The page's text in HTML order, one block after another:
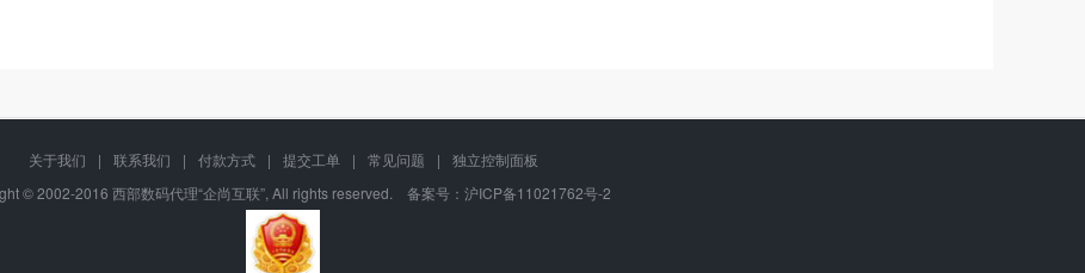
domnet
入成功后自动修改为西部数码代理“企尚互联”的DNS进行域名解析(推荐！)”， 则推荐您提交完域名转入后，立即到西部数码代理“企尚互联”管理中心
关于我们 | 联系我们 | 付款方式 | 提交工单 | 常见问题 |
独立控制面板
© 2002-2016 西部数码代理“企尚互联”, All rights reserved. 备案号： 沪ICP备11021762号-2